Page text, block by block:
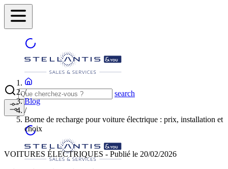
search
/
Blog
/
Borne de recharge pour voiture électrique : prix, installation et
choix
VOITURES ÉLECTRIQUES - Publié le 20/02/2026